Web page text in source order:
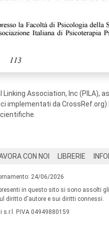
Association, Inc (PILA),
da CrossRef.org)
CON NOI LIBRERIE
24/06/2026
presenti in questo sito si sono assolti
diritto d'autore e sui diritti connessi.
s.r.l. P.IVA 04949880159